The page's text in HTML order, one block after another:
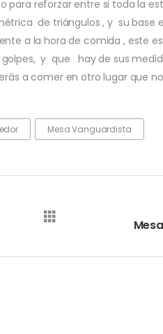
reforzar entre si toda la
de triángulos , y su base
a la hora de comida , este
y que hay de sus
a comer en otro lugar que
Mesa Vanguardista